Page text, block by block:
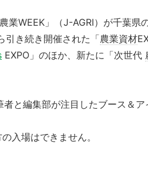
業WEEK」（J-AGRI）が千葉県
引き続き開催された「農業資材
EXPO」のほか、新たに「次世代
と編集部が注目したブース＆ア
入場はできません。